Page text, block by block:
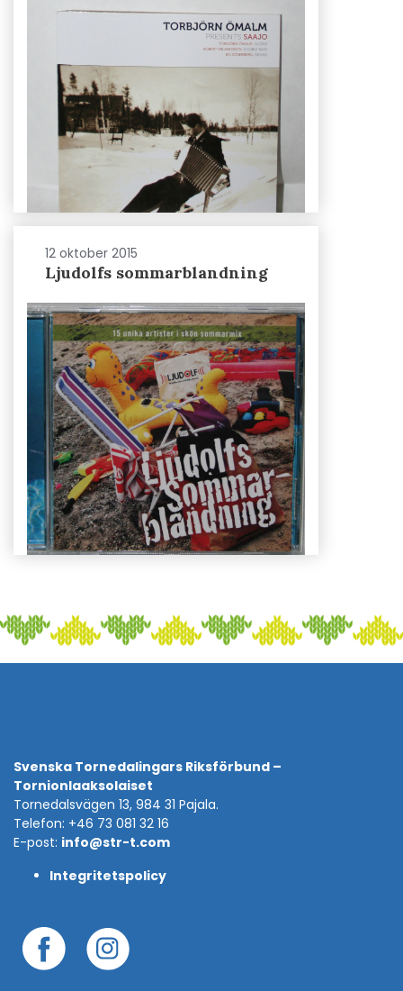
12 oktober 2015
Ljudolfs sommarblandning
Svenska Tornedalingars Riksförbund –
Tornionlaaksolaiset
Tornedalsvägen 13, 984 31 Pajala.
Telefon: +46 73 081 32 16
E-post: info@str-t.com
Integritetspolicy